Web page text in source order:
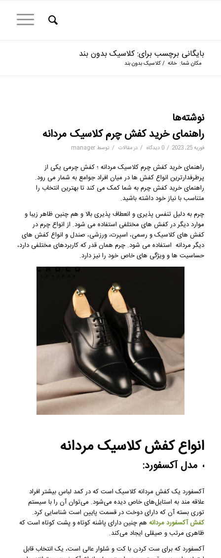
بایگانی برچسب برای: کلاسیک بدون بند
مکان شما: خانه /کلاسیک بدون بند
نوشته‌ها
راهنمای خرید کفش چرم کلاسیک مردانه
فوریه 25, 2023 / 0 دیدگاه / درمقالات / توسط manager
راهنمای خرید کفش چرم کلاسیک مردانه ؛ کفش چرمی یکی از
پرطرفدارترین انواع کفش ها در میان افراد جوامع به شمار می رود.
راهنمای خرید کفش چرم به شما کمک می کند تا بهترین انتخاب را
متناسب با نیاز خود داشته باشید.
چرم به دلیل تنفس پذیری و انعطاف پذیری بالا و هم چنین ظاهر زیبا و
موارد دیگر در کفش های مختلفی استفاده می شود. از انواع چرم در
کفش های کلاسیک و رسمی، اسپرت، ورزشی، صندل و انواع کفش های
دیگر مردانه استفاده می شود. چرم همان قدر که کاربردهای مختلفی دارد،
حساسیت ها و ویژگی های خاص خود را نیز دارد.
انواع کفش کلاسیک مردانه
مدل آکسفورد:
آکسفورد یک کفش مردانه کلاسیک است که در کمد لباس بیشتر افراد
علاقه مند به استایل‌های خاص دیده می‌شود. می‌توان آن را با سیستم
توری بسته آن که دارای دوخت در قسمت پایین است شناسایی کرد.
کفش آکسفورد مردانههم چنین دارای پاشنه کوتاه و پشت کوتاه است که
ظاهری مرتب و صیقلی ایجاد می‌کند.
آکسفورد که برای ست کردن با کت و شلوار عالی است، یک انتخاب قابل